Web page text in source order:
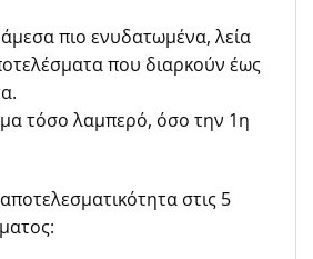
άμεσα πιο ενυδατωμένα, λεία
που διαρκούν έως
τόσο λαμπερό, όσο την 1η
στις 5